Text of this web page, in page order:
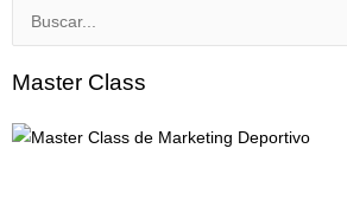
Buscar
Master Class